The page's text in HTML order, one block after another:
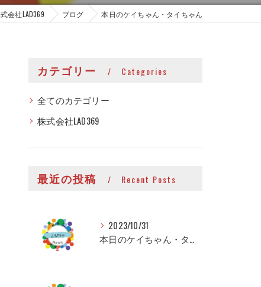
会社LAD369 ブログ 本日のケイちゃん・タイちゃん
カテゴリー Categories
全てのカテゴリー
株式会社LAD369
最近の投稿 Recent Posts
2023/10/31
本日のケイちゃん・タイちゃん